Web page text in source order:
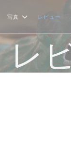
写真 レビュー
レ